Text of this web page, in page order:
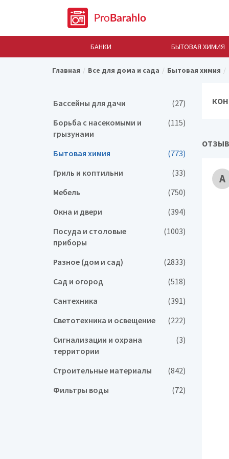
БАНКИ БЫТОВАЯ ХИМИЯ
Главная Все для дома и сада Бытовая химия
А
Бассейны для дачи
(27)
Борьба с насекомыми и
грызунами
(115)
Бытовая химия
(773)
Гриль и коптильни
(33)
Мебель
(750)
Окна и двери
(394)
Посуда и столовые
приборы
(1003)
Разное (дом и сад)
(2833)
Сад и огород
(518)
Сантехника
(391)
Светотехника и освещение
(222)
Сигнализации и охрана
территории
(3)
Строительные материалы
(842)
Фильтры воды
(72)